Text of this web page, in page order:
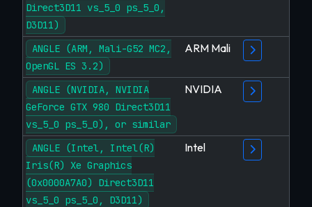
Direct3D11 vs_5_0 ps_5_0,
D3D11)
ANGLE (ARM, Mali-G52 MC2,
OpenGL ES 3.2)
ARM Mali
ANGLE (NVIDIA, NVIDIA
GeForce GTX 980 Direct3D11
vs_5_0 ps_5_0), or similar
NVIDIA
ANGLE (Intel, Intel(R)
Iris(R) Xe Graphics
(0x0000A7A0) Direct3D11
vs_5_0 ps_5_0, D3D11)
Intel